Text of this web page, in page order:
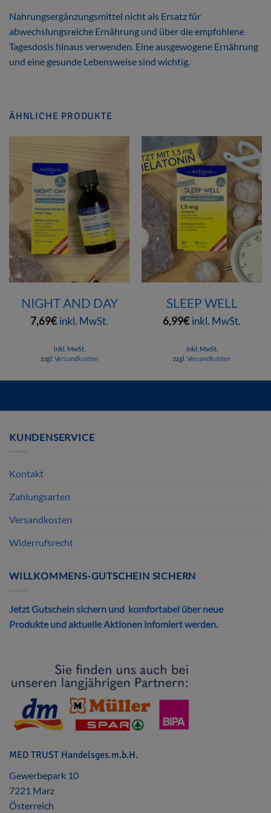
Nahrungsergänzungsmittel nicht als Ersatz für
abwechslungsreiche Ernährung und über die empfohlene
Tagesdosis hinaus verwenden. Eine ausgewogene Ernährung
und eine gesunde Lebensweise sind wichtig.
ÄHNLICHE PRODUKTE
NIGHT AND DAY
7,69€ inkl. MwSt.
inkl. MwSt.
zzgl. Versandkosten
SLEEP WELL
6,99€ inkl. MwSt.
inkl. MwSt.
zzgl. Versandkosten
KUNDENSERVICE
Kontakt
Zahlungsarten
Versandkosten
Widerrufsrecht
WILLKOMMENS-GUTSCHEIN SICHERN
Jetzt Gutschein sichern und komfortabel über neue
Produkte und aktuelle Aktionen infomiert werden.
MED TRUST Handelsges.m.b.H.
Gewerbepark 10
7221 Marz
Österreich